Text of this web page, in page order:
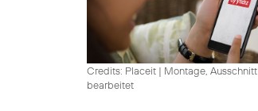
Credits: Placeit | Montage, Ausschnitt
bearbeitet